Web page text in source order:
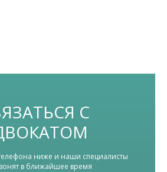
С
ниже и наши специалисты
в ближайшее время